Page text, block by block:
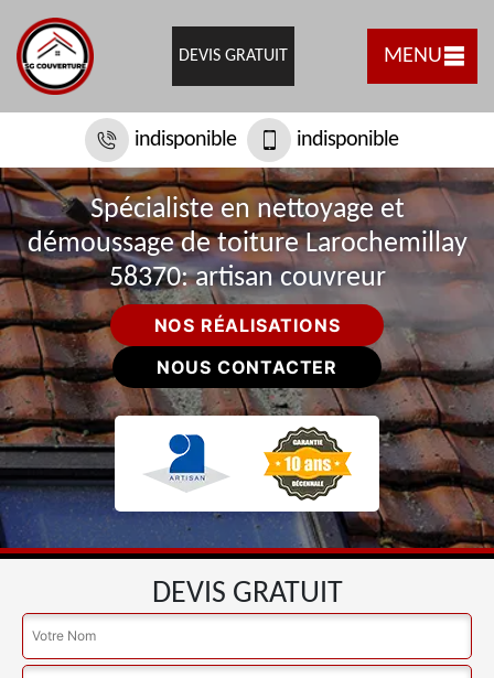
DEVIS GRATUIT MENU
indisponible indisponible
Spécialiste en nettoyage et
démoussage de toiture Larochemillay
58370: artisan couvreur
NOS RÉALISATIONS
NOUS CONTACTER
DEVIS GRATUIT